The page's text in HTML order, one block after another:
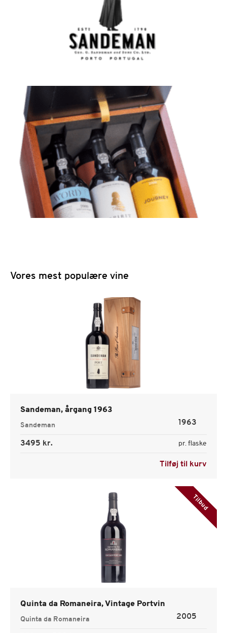
Vores mest populære vine
Sandeman, årgang 1963
Sandeman 1963
3495 kr. pr. flaske
Tilføj til kurv
Tilbud
Quinta da Romaneira, Vintage Portvin
Quinta da Romaneira 2005